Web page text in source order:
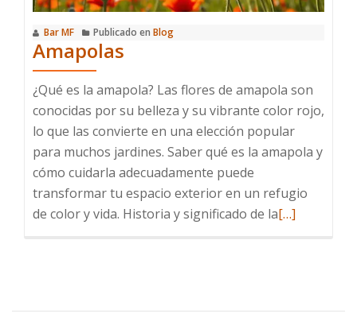
Bar MF Publicado en Blog
Amapolas
¿Qué es la amapola? Las flores de amapola son
conocidas por su belleza y su vibrante color rojo,
lo que las convierte en una elección popular
para muchos jardines. Saber qué es la amapola y
cómo cuidarla adecuadamente puede
transformar tu espacio exterior en un refugio
de color y vida. Historia y significado de laLeer
[…]